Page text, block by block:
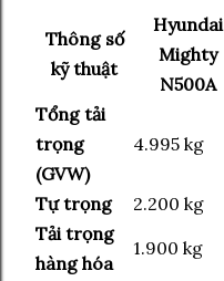
Thông số
kỹ thuật
Hyundai
Mighty
N500A
Tổng tải
trọng
(GVW)
4.995 kg
Tự trọng 2.200 kg
Tải trọng
hàng hóa
1.900 kg